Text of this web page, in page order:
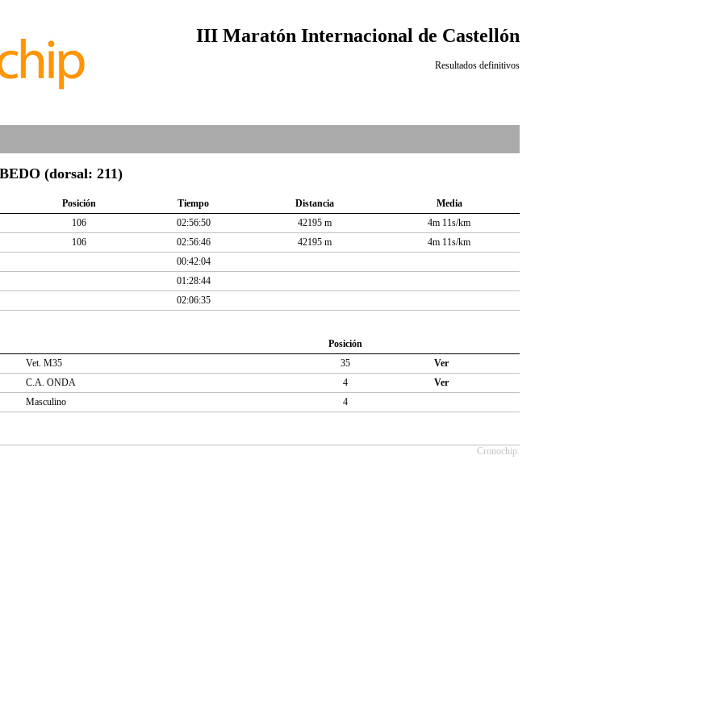
III Maratón Internacional de Castellón
Resultados definitivos
(dorsal: 211)
Posición Tiempo Distancia
Media
106 02:56:50 42195 m
4m 11s/km
106 02:56:46 42195 m
4m 11s/km
00:42:04
01:28:44
02:06:35
Posición
Vet. M35 35
Ver
C.A. ONDA 4
Ver
Masculino 4
Cronochip.